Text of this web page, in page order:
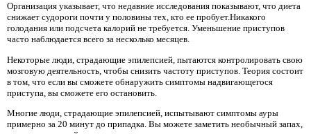
Организация указывает, что недавние исследования показывают, что диета
снижает судороги почти у половины тех, кто ее пробует.Никакого
голодания или подсчета калорий не требуется. Уменьшение приступов
часто наблюдается всего за несколько месяцев.
Некоторые люди, страдающие эпилепсией, пытаются контролировать свою
мозговую деятельность, чтобы снизить частоту приступов. Теория состоит
в том, что если вы сможете обнаружить симптомы надвигающегося
приступа, вы сможете его остановить.
Многие люди, страдающие эпилепсией, испытывают симптомы ауры
примерно за 20 минут до припадка. Вы можете заметить необычный запах,